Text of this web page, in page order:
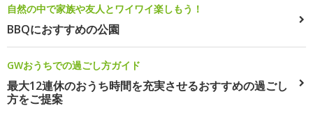
自然の中で家族や友人とワイワイ楽しもう！
BBQにおすすめの公園
GWおうちでの過ごし方ガイド
最大12連休のおうち時間を充実させるおすすめの過ごし
方をご提案